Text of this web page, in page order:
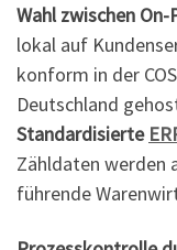
Wahl zwischen
lokal auf
konform in der
Deutschland
Standardisierte
Zähldaten werden
führende